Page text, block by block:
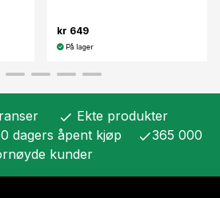
kr 649
På lager
check Ekte produkter
dagers åpent kjøp check365 000
kunder